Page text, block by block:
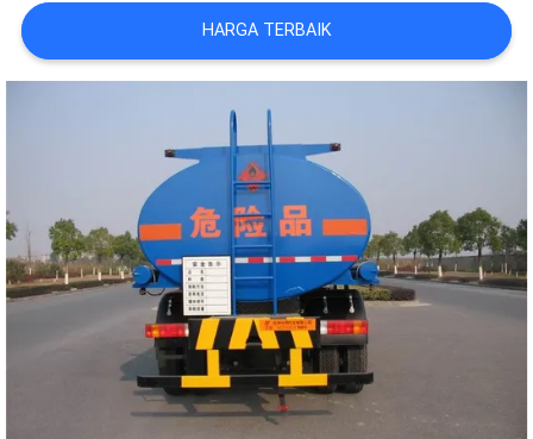
KEBIJAKAN
PRIVASI
HARGA TERBAIK